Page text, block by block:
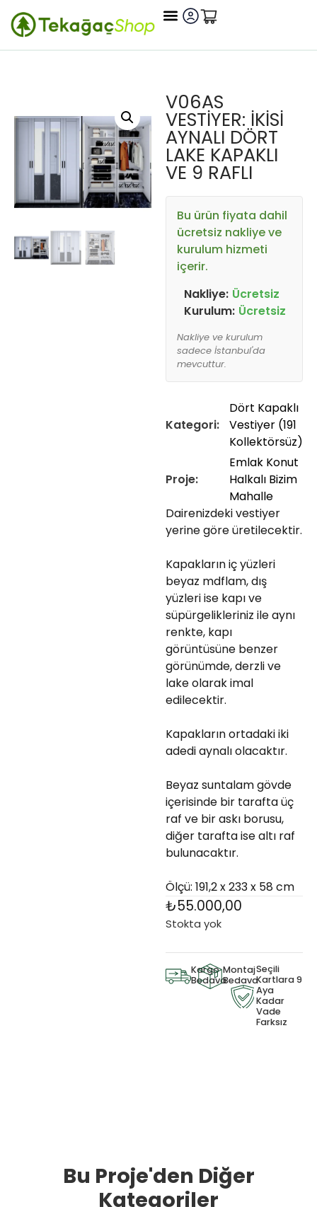
V06AS
VESTIYER: İKISI
AYNALI DÖRT
LAKE KAPAKLI
VE 9 RAFLI
Bu ürün fiyata dahil
ücretsiz nakliye ve
kurulum hizmeti
içerir.
Nakliye: Ücretsiz
Kurulum: Ücretsiz
Nakliye ve kurulum
sadece İstanbul'da
mevcuttur.
Kategori:
Dört Kapaklı
Vestiyer (191
Kollektörsüz)
Proje:
Emlak Konut
Halkalı Bizim
Mahalle
Dairenizdeki vestiyer
yerine göre üretilecektir.
Kapakların iç yüzleri
beyaz mdflam, dış
yüzleri ise kapı ve
süpürgelikleriniz ile aynı
renkte, kapı
görüntüsüne benzer
görünümde, derzli ve
lake olarak imal
edilecektir.
Kapakların ortadaki iki
adedi aynalı olacaktır.
Beyaz suntalam gövde
içerisinde bir tarafta üç
raf ve bir askı borusu,
diğer tarafta ise altı raf
bulunacaktır.
Ölçü: 191,2 x 233 x 58 cm
₺55.000,00
Stokta yok
Kargo
Bedava
Montaj
Bedava
Seçili
Kartlara 9
Aya
Kadar
Vade
Farksız
Bu Proje'den Diğer
Kategoriler